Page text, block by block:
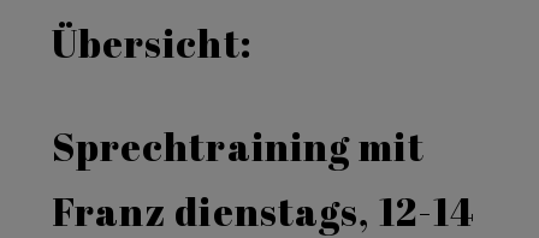
Übersicht:
Sprechtraining mit
Franz dienstags, 12-14